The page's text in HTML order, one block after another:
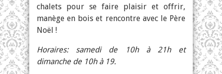
chalets pour se faire plaisir et offrir,
manège en bois et rencontre avec le Père
Noël !
Horaires: samedi de 10h à 21h et
dimanche de 10h à 19.